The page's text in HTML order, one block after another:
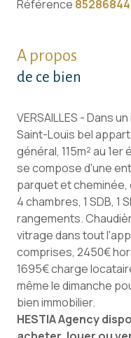
Référence 85286844
A propos
de ce bien
VERSAILLES - Dans
Saint-Louis bel
général, 115m² au
se compose d'une
parquet et cheminée,
4 chambres, 1 SDB, 1
rangements.
vitrage dans tout
comprises, 2450€
1695€ charge
même le dimanche
bien immobilier.
HESTIA Agency